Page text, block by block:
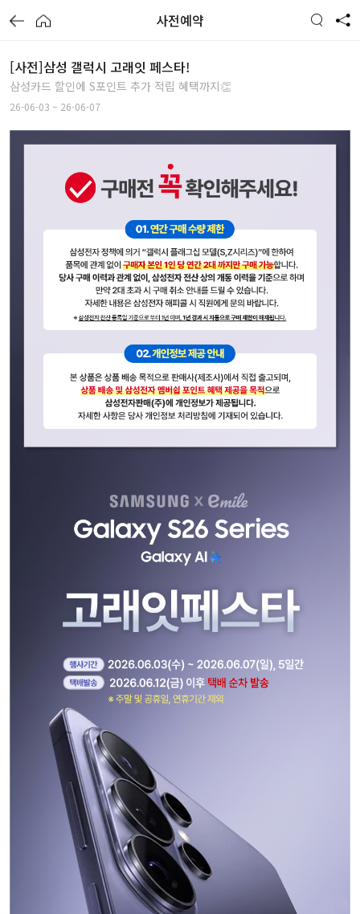
사전예약
[사전]삼성 갤럭시 고래잇 페스타!
삼성카드 할인에 S포인트 추가 적립 혜택까지👏
26-06-03 ~ 26-06-07